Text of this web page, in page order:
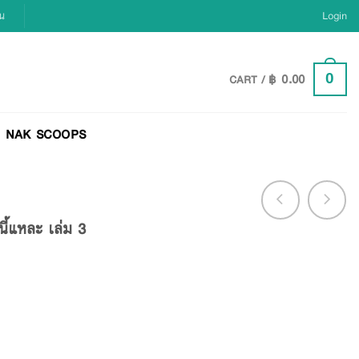
Login
CART /฿ 0.00 0
NAK SCOOPS
แหละ เล่ม 3